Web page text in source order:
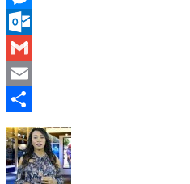
Messenger
Outlook.com
Gmail
Email
Compartir